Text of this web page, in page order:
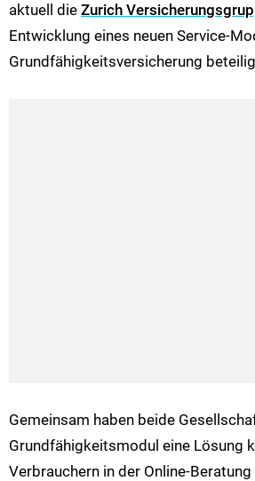
aktuell die Zurich
Entwicklung eines neuen Service-
Grundfähigkeitsversicherung
Gemeinsam haben beide
Grundfähigkeitsmodul eine Lösung
Verbrauchern in der Online-